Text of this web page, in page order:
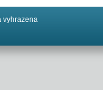
vyhrazena